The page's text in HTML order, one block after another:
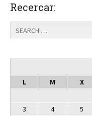
Recercar:
L
M X
3
4 5